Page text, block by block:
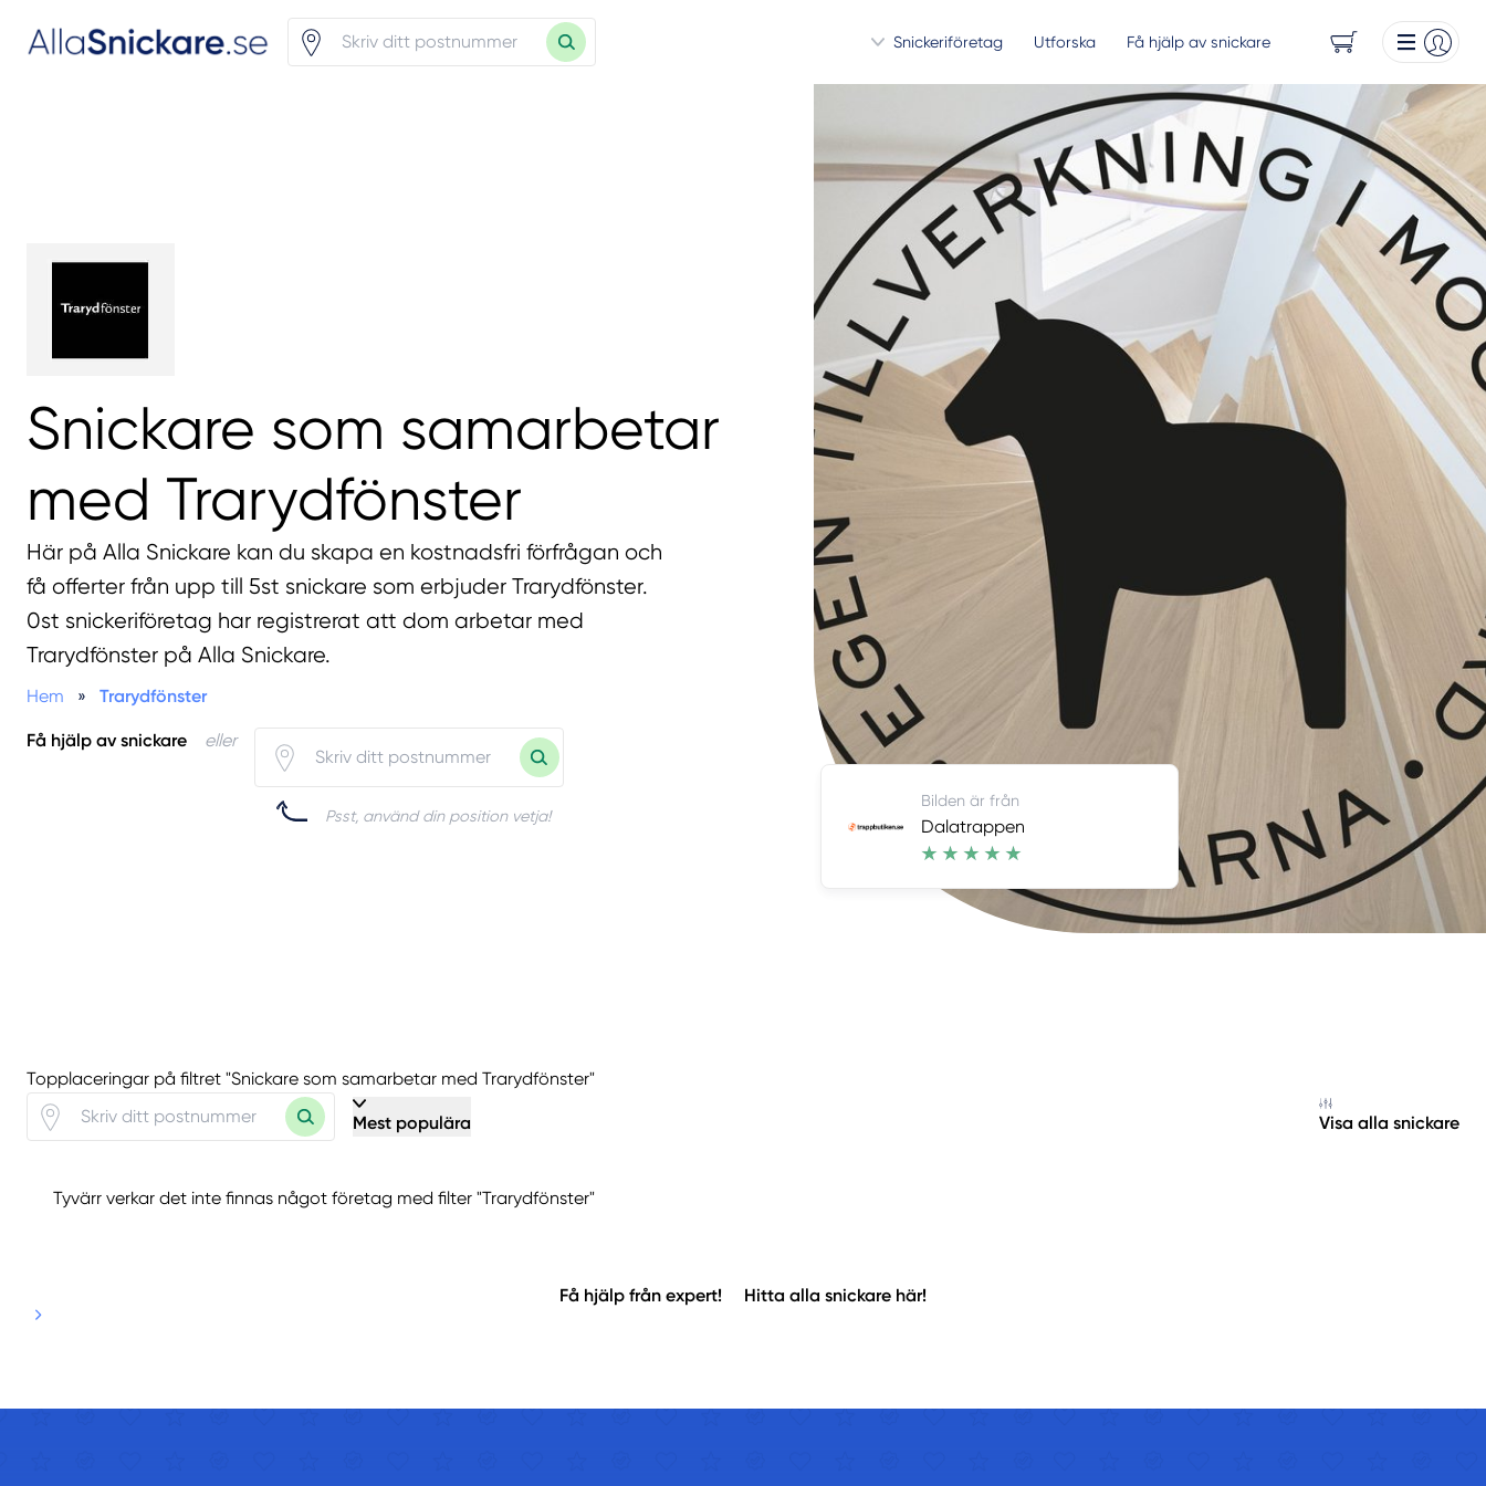
Snickeriföretag Utforska Få hjälp av snickare
Snickare som samarbetar
med Trarydfönster
Här på Alla Snickare kan du skapa en kostnadsfri förfrågan och
få offerter från upp till 5st snickare som erbjuder Trarydfönster.
0st snickeriföretag har registrerat att dom arbetar med
Trarydfönster på Alla Snickare.
Hem » Trarydfönster
Få hjälp av snickare eller
Psst, använd din position vetja!
Bilden är från
Dalatrappen
Topplaceringar på filtret "Snickare som samarbetar med Trarydfönster"
Mest populära Visa alla snickare
Tyvärr verkar det inte finnas något företag med filter "Trarydfönster"
Få hjälp från expert! Hitta alla snickare här!